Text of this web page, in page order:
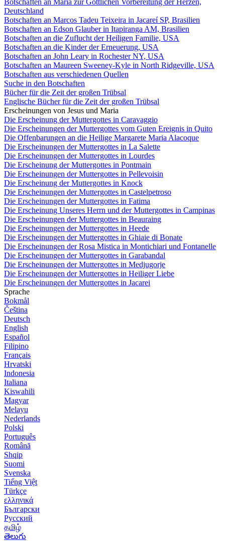
Deutschland
Botschaften an Marcos Tadeu Teixeira in Jacareí SP, Brasilien
Botschaften an Edson Glauber in Itapiranga AM, Brasilien
Botschaften an die Zuflucht der Heiligen Familie, USA
Botschaften an die Kinder der Erneuerung, USA
Botschaften an John Leary in Rochester NY, USA
Botschaften an Maureen Sweeney-Kyle in North Ridgeville, USA
Botschaften aus verschiedenen Quellen
Suche in den Botschaften
Bücher für die Zeit der großen Trübsal
Englische Bücher für die Zeit der großen Trübsal
Erscheinungen von Jesus und Maria
Die Erscheinung der Muttergottes in Caravaggio
Die Erscheinungen der Muttergottes vom Guten Ereignis in Quito
Die Offenbarungen an die Heilige Margarete Maria Alacoque
Die Erscheinungen der Muttergottes in La Salette
Die Erscheinungen der Muttergottes in Lourdes
Die Erscheinung der Muttergottes in Pontmain
Die Erscheinungen der Muttergottes in Pellevoisin
Die Erscheinung der Muttergottes in Knock
Die Erscheinungen der Muttergottes in Castelpetroso
Die Erscheinungen der Muttergottes in Fatima
Die Erscheinung Unseres Herrn und der Muttergottes in Campinas
Die Erscheinungen der Muttergottes in Beauraing
Die Erscheinungen der Muttergottes in Heede
Die Erscheinungen der Muttergottes in Ghiaie di Bonate
Die Erscheinungen der Rosa Mistica in Montichiari und Fontanelle
Die Erscheinungen der Muttergottes in Garabandal
Die Erscheinungen der Muttergottes in Medjugorje
Die Erscheinungen der Muttergottes in Heiliger Liebe
Die Erscheinungen der Muttergottes in Jacarei
Sprache
Bokmål
Čeština
Deutsch
English
Español
Filipino
Français
Hrvatski
Indonesia
Italiana
Kiswahili
Magyar
Melayu
Nederlands
Polski
Português
Română
Shqip
Suomi
Svenska
Tiếng Việt
Türkçe
ελληνικά
Български
Русский
தமிழ்
తెలుగు